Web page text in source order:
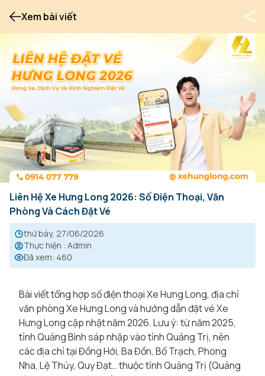
Xem bài viết
Liên Hệ Xe Hưng Long 2026: Số Điện Thoại, Văn
Phòng Và Cách Đặt Vé
thứ bảy, 27/06/2026
Thực hiện : Admin
Đã xem: 460
Bài viết tổng hợp số điện thoại Xe Hưng Long, địa chỉ
văn phòng Xe Hưng Long và hướng dẫn đặt vé Xe
Hưng Long cập nhật năm 2026. Lưu ý: từ năm 2025,
tỉnh Quảng Bình sáp nhập vào tỉnh Quảng Trị, nên
các địa chỉ tại Đồng Hới, Ba Đồn, Bố Trạch, Phong
Nha, Lệ Thủy, Quy Đạt… thuộc tỉnh Quảng Trị (Quảng